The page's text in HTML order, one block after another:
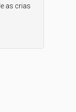
as crias